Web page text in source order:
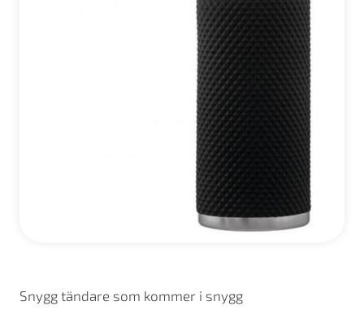
Snygg tändare som kommer i snygg